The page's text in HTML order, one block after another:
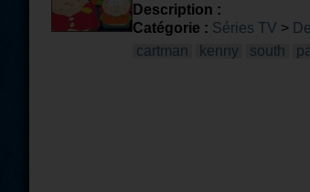
Description :
Catégorie : Séries TV >
cartman
kenny south